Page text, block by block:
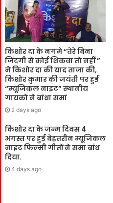
किशोर दा के नगमे “तेरे बिना
जिंदगी से कोई शिकवा तो नहीं ”
ने किशोर दा की याद ताजा की,
किशोर कुमार की जयंती पर हुई
“म्यूजिकल नाइट” स्थानीय
गायको ने बांधा समां
2 days ago
किशोर दा के जन्म दिवस 4
अगस्त पर हुई बेहतरीन म्यूजिकल
नाइट फिल्मी गीतों ने समा बांध
दिया.
4 days ago